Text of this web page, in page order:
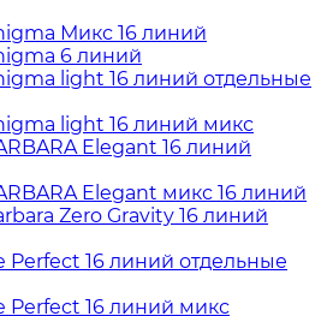
Микс 16 линий
6 линий
light 16 линий отдельные
light 16 линий микс
Elegant 16 линий
Elegant микс 16 линий
Zero Gravity 16 линий
16 линий отдельные
16 линий микс